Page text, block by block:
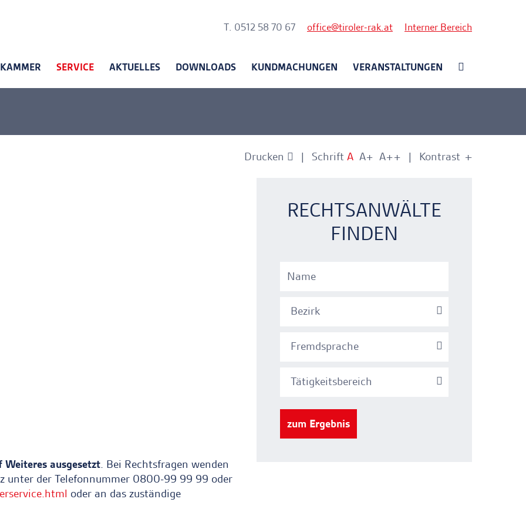
T. 0512 58 70 67 office tiroler-rak.at Interner Bereich
KAMMER SERVICE AKTUELLES DOWNLOADS KUNDMACHUNGEN VERANSTALTUNGEN
Drucken Schrift A A+ A++ Kontrast +
-
ausgesetzt. Bei Rechtsfragen wenden
unter der Telefonnummer 0800-99 99 99 oder
oder an das zuständige
RECHTSANWÄLTE
FINDEN
Bezirk
Fremdsprache
Tätigkeitsbereich
zum Ergebnis